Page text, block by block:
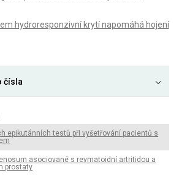
hydroresponzivní krytí napomáhá hojení
čísla
epikutánních testů při vyšetřování pacientů s
asociované s revmatoidní artritidou a
prostaty